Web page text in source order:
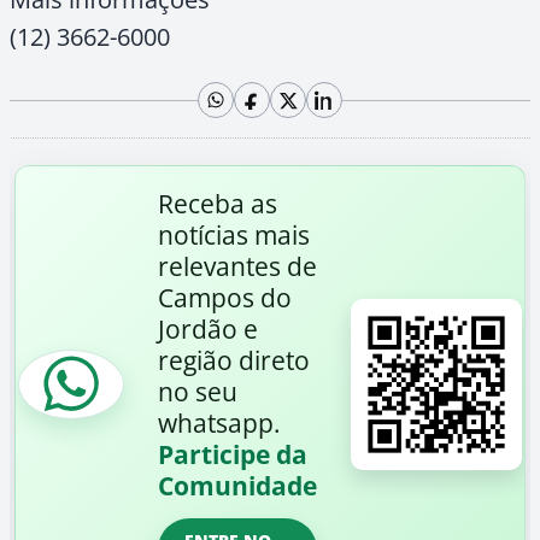
(12) 3662-6000
Receba as
notícias mais
relevantes de
Campos do
Jordão e
região direto
no seu
whatsapp.
Participe da
Comunidade